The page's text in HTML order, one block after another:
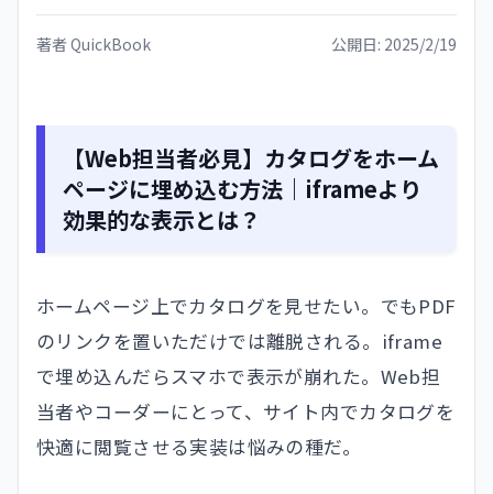
著者QuickBook 公開日: 2025/2/19
【Web担当者必見】カタログをホーム
ページに埋め込む方法｜iframeより
効果的な表示とは？
ホームページ上でカタログを見せたい。でもPDF
のリンクを置いただけでは離脱される。iframe
で埋め込んだらスマホで表示が崩れた。Web担
当者やコーダーにとって、サイト内でカタログを
快適に閲覧させる実装は悩みの種だ。